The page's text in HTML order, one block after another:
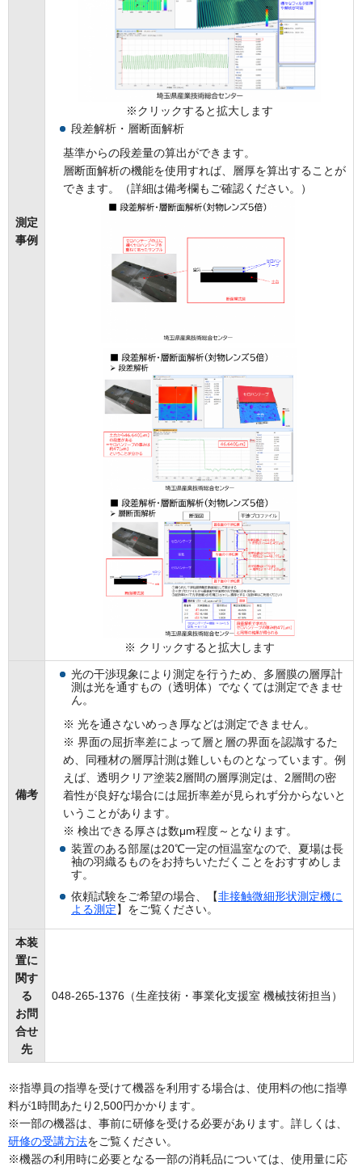
測定
事例
※クリックすると拡大します
段差解析・層断面解析
基準からの段差量の算出ができます。
層断面解析の機能を使用すれば、層厚を算出することが
できます。（詳細は備考欄もご確認ください。）
※ クリックすると拡大します
備考
光の干渉現象により測定を行うため、多層膜の層厚計
測は光を通すもの（透明体）でなくては測定できませ
ん。
※ 光を通さないめっき厚などは測定できません。
※ 界面の屈折率差によって層と層の界面を認識するた
め、同種材の層厚計測は難しいものとなっています。例
えば、透明クリア塗装2層間の層厚測定は、2層間の密
着性が良好な場合には屈折率差が見られず分からないと
いうことがあります。
※ 検出できる厚さは数μm程度～となります。
装置のある部屋は20℃一定の恒温室なので、夏場は長
袖の羽織るものをお持ちいただくことをおすすめしま
す。
依頼試験をご希望の場合、【非接触微細形状測定機に
よる測定】をご覧ください。
本装
置に
関す
る
お問
合せ
先
048-265-1376（生産技術・事業化支援室 機械技術担当）
※指導員の指導を受けて機器を利用する場合は、使用料の他に指導
料が1時間あたり2,500円かかります。
※一部の機器は、事前に研修を受ける必要があります。詳しくは、
研修の受講方法をご覧ください。
※機器の利用時に必要となる一部の消耗品については、使用量に応